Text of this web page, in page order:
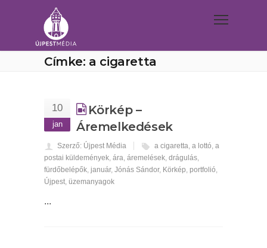
Címke: a cigaretta
10
jan
Körkép –
Áremelkedések
Szerző: Újpest Média a cigaretta, a lottó, a
postai küldemények, ára, áremelések, drágulás,
fürdőbelépők, január, Jónás Sándor, Körkép, portfolió,
Újpest, üzemanyagok
...